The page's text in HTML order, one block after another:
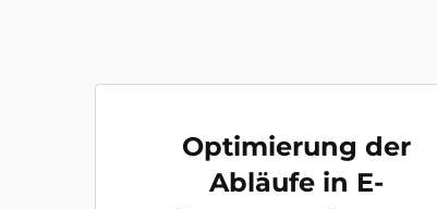
Optimierung der
Abläufe in E-